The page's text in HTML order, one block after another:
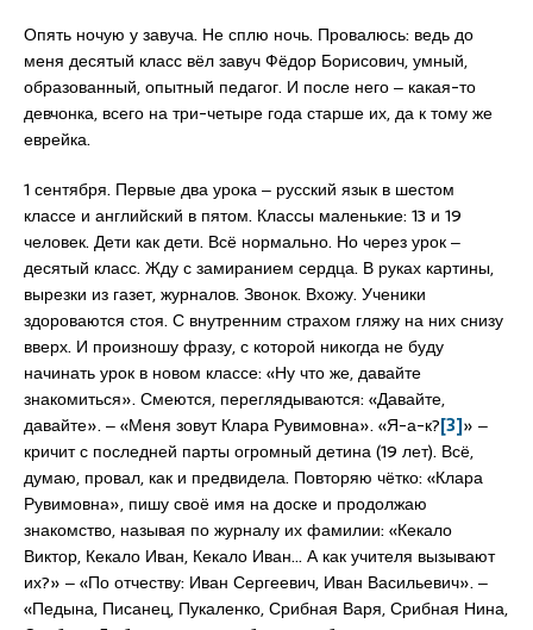
Опять ночую у завуча. Не сплю ночь. Провалюсь: ведь до
меня десятый класс вёл завуч Фёдор Борисович, умный,
образованный, опытный педагог. И после него ‒ какая-то
девчонка, всего на три-четыре года старше их, да к тому же
еврейка.
1 сентября. Первые два урока ‒ русский язык в шестом
классе и английский в пятом. Классы маленькие: 13 и 19
человек. Дети как дети. Всё нормально. Но через урок ‒
десятый класс. Жду с замиранием сердца. В руках картины,
вырезки из газет, журналов. Звонок. Вхожу. Ученики
здороваются стоя. С внутренним страхом гляжу на них снизу
вверх. И произношу фразу, с которой никогда не буду
начинать урок в новом классе: «Ну что же, давайте
знакомиться». Смеются, переглядываются: «Давайте,
давайте». ‒ «Меня зовут Клара Рувимовна». «Я-а-к?[3]» ‒
кричит с последней парты огромный детина (19 лет). Всё,
думаю, провал, как и предвидела. Повторяю чётко: «Клара
Рувимовна», пишу своё имя на доске и продолжаю
знакомство, называя по журналу их фамилии: «Кекало
Виктор, Кекало Иван, Кекало Иван… А как учителя вызывают
их?» ‒ «По отчеству: Иван Сергеевич, Иван Васильевич». ‒
«Педына, Писанец, Пукаленко, Срибная Варя, Срибная Нина,